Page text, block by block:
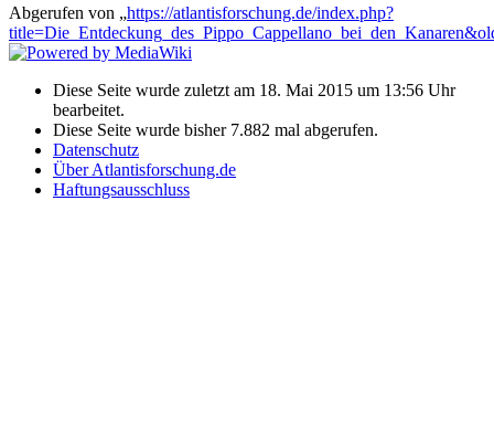
Abgerufen von „https://atlantisforschung.de/index.php?
Diese Seite wurde zuletzt am 18. Mai 2015 um 13:56 Uhr
bearbeitet.
Diese Seite wurde bisher 7.882 mal abgerufen.
Datenschutz
Über Atlantisforschung.de
Haftungsausschluss